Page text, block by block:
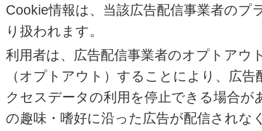
Cookie情報は、当該広告配信事業者のプ
り扱われます。
利用者は、広告配信事業者のオプトアウ
（オプトアウト）することにより、広
クセスデータの利用を停止できる場合が
の趣味・嗜好に沿った広告が配信されな